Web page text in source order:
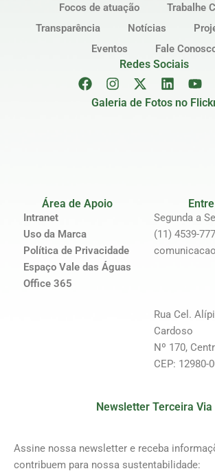
Focos de atuação
Trabalhe
Transparência
Notícias
Eventos
Fale
Redes Sociais
Galeria de Fotos no
Área de Apoio
Intranet
Uso da Marca
Política de Privacidade
Espaço Vale das Águas
Office 365
Segunda a
(11) 4539-
Rua Cel.
Cardoso
Nº 170,
CEP: 12980-
Newsletter Terceira Via
Assine nossa newsletter e receba
contribuem para nossa sustentabilidade: